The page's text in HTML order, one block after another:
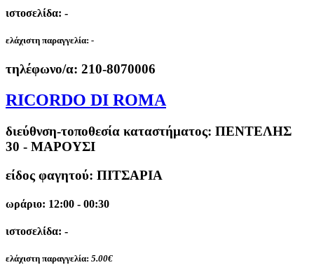
ιστοσελίδα: -
ελάχιστη παραγγελία: -
τηλέφωνο/α: 210-8070006
RICORDO DI ROMA
διεύθνση-τοποθεσία καταστήματος: ΠΕΝΤΕΛΗΣ
30 - ΜΑΡΟΥΣΙ
είδος φαγητού: ΠΙΤΣΑΡΙΑ
ωράριο: 12:00 - 00:30
ιστοσελίδα: -
ελάχιστη παραγγελία: 5.00€